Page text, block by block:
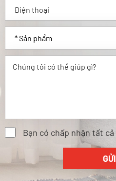
Bạn có chấp nhận tất cả